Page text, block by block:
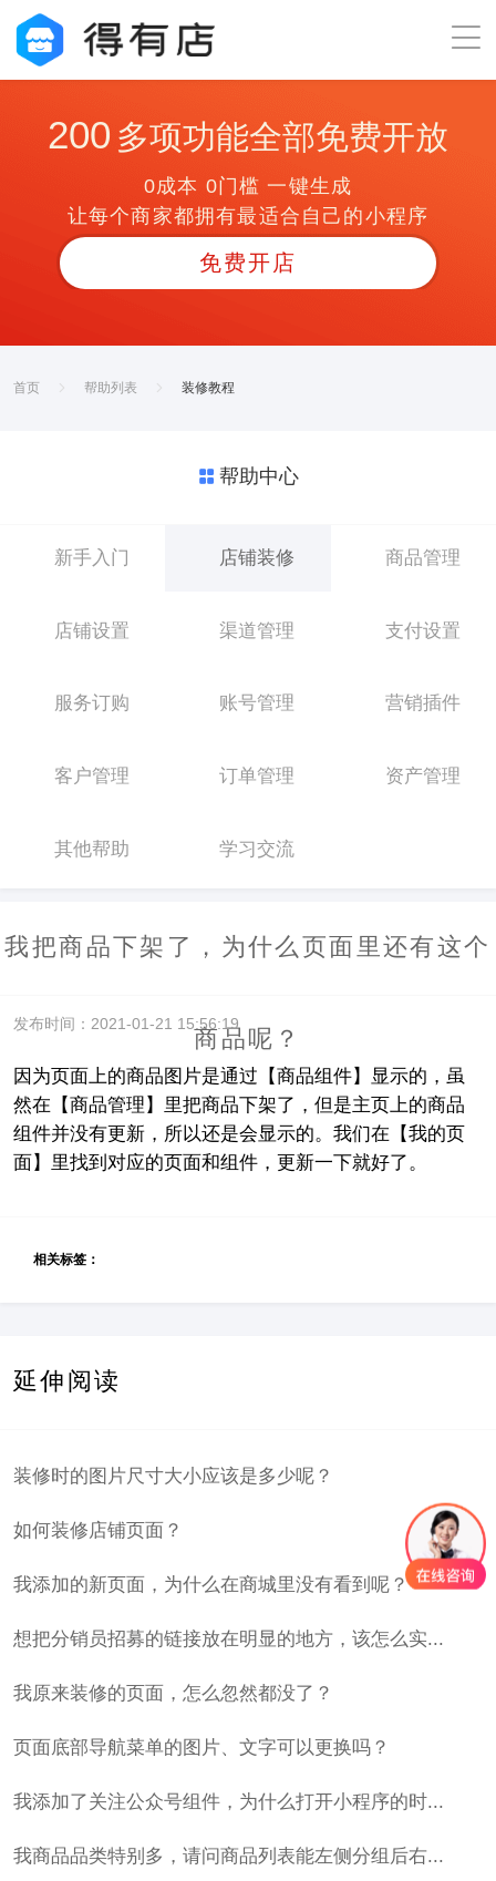
200 多项功能全部免费开放
0成本 0门槛 一键生成
让每个商家都拥有最适合自己的小程序
免费开店
首页 帮助列表 装修教程
帮助中心
新手入门 店铺装修 商品管理
店铺设置 渠道管理 支付设置
服务订购 账号管理 营销插件
客户管理 订单管理 资产管理
其他帮助 学习交流
我把商品下架了，为什么页面里还有这个
商品呢？
发布时间：2021-01-21 15:56:19
因为页面上的商品图片是通过【商品组件】显示的，虽
然在【商品管理】里把商品下架了，但是主页上的商品
组件并没有更新，所以还是会显示的。我们在【我的页
面】里找到对应的页面和组件，更新一下就好了。
相关标签：
延伸阅读
装修时的图片尺寸大小应该是多少呢？
如何装修店铺页面？
我添加的新页面，为什么在商城里没有看到呢？
想把分销员招募的链接放在明显的地方，该怎么实...
我原来装修的页面，怎么忽然都没了？
页面底部导航菜单的图片、文字可以更换吗？
我添加了关注公众号组件，为什么打开小程序的时...
我商品品类特别多，请问商品列表能左侧分组后右...